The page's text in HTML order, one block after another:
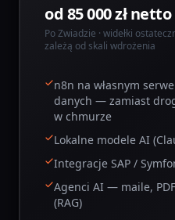
od 85 000 zł netto
Po Zwiadzie · widełki
zależą od skali wdrożenia
n8n na własnym
danych — zamiast
w chmurze
Lokalne modele AI
Integracje SAP /
Agenci AI — maile,
(RAG)